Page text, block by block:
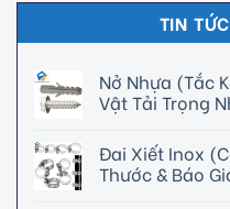
TIN
Nở Nhựa (Tắc
Vật Tải Trọng
Đai Xiết Inox
Thước & Báo